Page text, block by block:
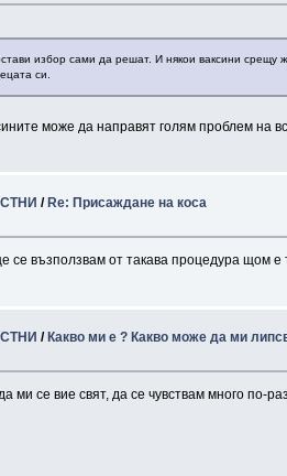
избор сами да решат. И някои ваксини
си.
може да направят голям проблем на
/ Re: Присаждане на коса
възползвам от такава процедура щом е
/Какво ми е ? Какво може да ми
ми се вие свят, да се чувствам много